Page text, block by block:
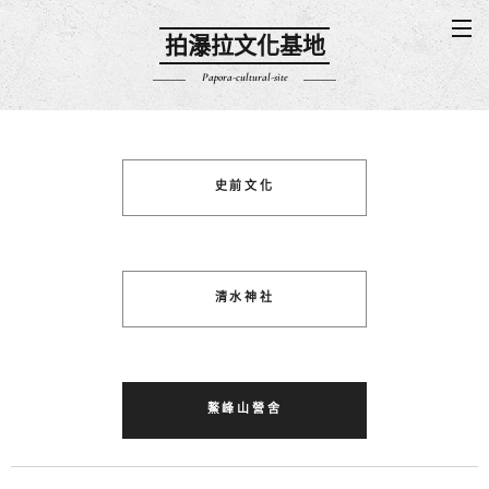
拍瀑拉文化基地
Papora-cultural-site
史前文化
清水神社
鰲峰山營舍